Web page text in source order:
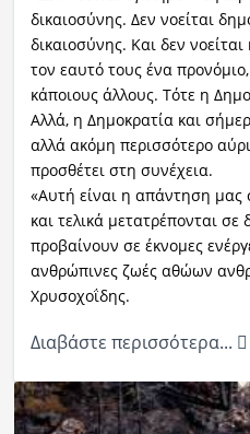
δικαιοσύνης. Δεν νοείται
δικαιοσύνης. Και δεν
τον εαυτό τους ένα
κάποιους άλλους. Τότε η
Αλλά, η Δημοκρατία και
αλλά ακόμη περισσότερο
προσθέτει στη συνέχεια.
«Αυτή είναι η απάντηση μας
και τελικά μετατρέπονται
προβαίνουν σε έκνομες
ανθρώπινες ζωές αθώων
Χρυσοχοΐδης.
Διαβάστε περισσότερα...